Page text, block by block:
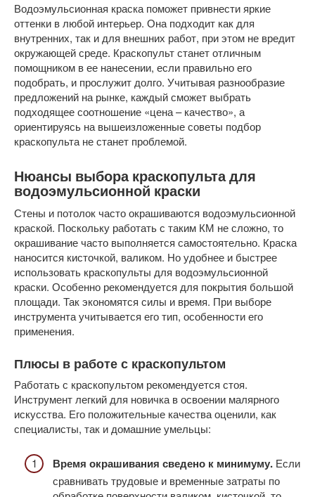
Водоэмульсионная краска поможет привнести яркие
оттенки в любой интерьер. Она подходит как для
внутренних, так и для внешних работ, при этом не вредит
окружающей среде. Краскопульт станет отличным
помощником в ее нанесении, если правильно его
подобрать, и прослужит долго. Учитывая разнообразие
предложений на рынке, каждый сможет выбрать
подходящее соотношение «цена – качество», а
ориентируясь на вышеизложенные советы подбор
краскопульта не станет проблемой.
Нюансы выбора краскопульта для
водоэмульсионной краски
Стены и потолок часто окрашиваются водоэмульсионной
краской. Поскольку работать с таким КМ не сложно, то
окрашивание часто выполняется самостоятельно. Краска
наносится кисточкой, валиком. Но удобнее и быстрее
использовать краскопульты для водоэмульсионной
краски. Особенно рекомендуется для покрытия большой
площади. Так экономятся силы и время. При выборе
инструмента учитывается его тип, особенности его
применения.
Плюсы в работе с краскопультом
Работать с краскопультом рекомендуется стоя.
Инструмент легкий для новичка в освоении малярного
искусства. Его положительные качества оценили, как
специалисты, так и домашние умельцы:
Время окрашивания сведено к минимуму. Если
сравнивать трудовые и временные затраты по